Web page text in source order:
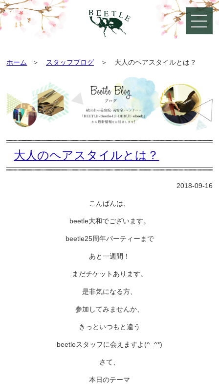
ホーム スタッフブログ 大人のヘアスタイルとは？
大人のヘアスタイルとは？
2018-09-16
こんばんは、
beetle大和でございます。
beetle25周年パーティーまで
あと一週間！
まだチケットあります。
是非気になる方、
参加してみませんか、
きっといつもと違う
beetleスタッフに会えますよ(^_^*)
さて、
本日のテーマ